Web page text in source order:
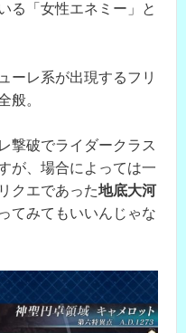
る「女性エネミー」と
ーレ系が出現するフリ
般。
撃破でライダークラス
が、場合によっては一
クエであった地底大河
てみてもいいんじゃな